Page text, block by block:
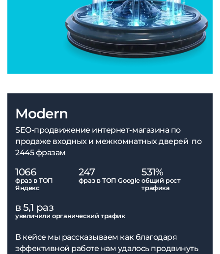
Modern
SEO-продвижение интернет-магазина по
продаже входных и межкомнатных дверей по
2445 фразам
1066
фраз в ТОП
Яндекс
247
фраз в ТОП Google
531%
общий рост
трафика
в 5,1 раз
увеличили органический трафик
В кейсе мы рассказываем как благодаря
эффективной работе нам удалось продвинуть